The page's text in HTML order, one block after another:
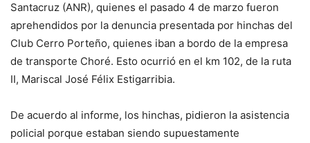
Santacruz (ANR), quienes el pasado 4 de marzo fueron
aprehendidos por la denuncia presentada por hinchas del
Club Cerro Porteño, quienes iban a bordo de la empresa
de transporte Choré. Esto ocurrió en el km 102, de la ruta
II, Mariscal José Félix Estigarribia.
De acuerdo al informe, los hinchas, pidieron la asistencia
policial porque estaban siendo supuestamente